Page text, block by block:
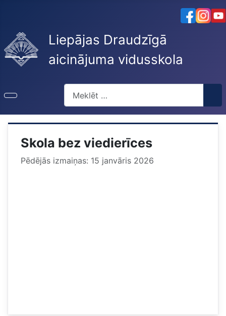
Liepājas Draudzīgā
aicinājuma vidusskola
Skola bez viedierīces
Pēdējās izmaiņas: 15 janvāris 2026